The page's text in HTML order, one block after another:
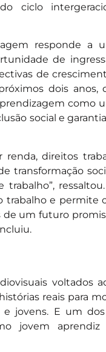
ciclo
responde a
de
de
dois anos,
como
social e
direitos
transformação
trabalho e permite
de um futuro
voltados
reais para
jovens. E um
jovem aprendiz